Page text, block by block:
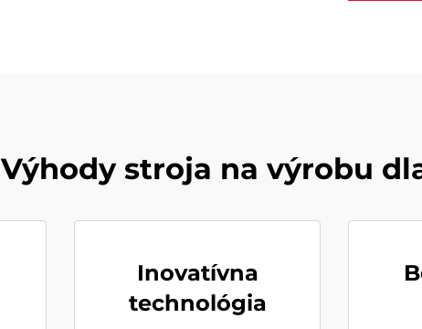
Výhody stroja na výrobu
Inovatívna
technológia